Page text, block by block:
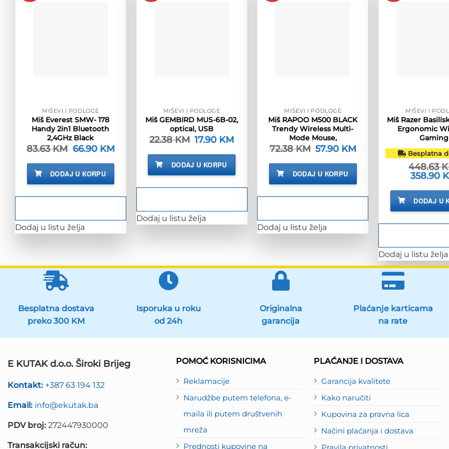
MIŠEVI I PODLOGE
Miš Everest SMW- 178
Handy 2in1 Bluetooth
2,4GHz Black
83.63KM Izvorna
cijena
bila
83.63 KM.
66.90 KM
66.90 KM.
DODAJ U KORPU
Dodaj u listu želja
MIŠEVI I PODLOGE
Miš GEMBIRD MUS-6B-02,
optical, USB
22.38KM Izvorna
cijena
bila
22.38 KM.
17.90 KM
je:
DODAJ U KORPU
Dodaj u listu želja
MIŠEVI I PODLOGE
Miš RAPOO M500 BLACK
Trendy Wireless Multi-
Mode Mouse,
72.38KM Izvorna
cijena
bila
72.38 KM.
57.90 KM Trenutna
je:
DODAJ U KORPU
Dodaj u listu želja
MIŠEVI I
Miš Razer
Ergonomic
Gaming
Besplatna
448.63
Izvorna
cijena
bila
448.63
358.90
DODAJ U
Dodaj u listu želja
Besplatna dostava
preko 300 KM
Isporuka u roku
od 24h
Originalna
garancija
Plaćanje karticama
na rate
E KUTAK d.o.o. Široki Brijeg
Kontakt: +387 63 194 132
Email: info@ekutak.ba
PDV broj: 272447930000
Transakcijski račun:
POMOĆ KORISNICIMA
Reklamacije
Narudžbe putem telefona, e-
maila ili putem društvenih
mreža
Prednosti kupovine na
PLAĆANJE I DOSTAVA
Garancija kvalitete
Kako naručiti
Kupovina za pravna lica
Načini plaćanja i dostava